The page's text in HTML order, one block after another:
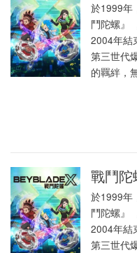
於1999年
鬥陀螺』
2004年結
第三世代
的羈絆，
戰鬥陀
於1999年
鬥陀螺』
2004年結
第三世代